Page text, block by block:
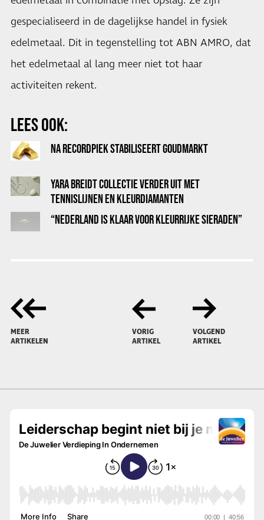
gespecialiseerd in de dagelijkse handel in fysiek
edelmetaal. Dit in tegenstelling tot ABN AMRO, dat
het edelmetaal al lang meer niet tot haar
activiteiten rekent.
LEES OOK:
NA RECORDPIEK STABILISEERT GOUDMARKT
YARA BREIDT COLLECTIE VERDER UIT MET
TENNISLIJNEN EN KLEURDIAMANTEN
“NEDERLAND IS KLAAR VOOR KLEURRIJKE SIERADEN”
MEER
ARTIKELEN
VORIG
ARTIKEL
VOLGEND
ARTIKEL